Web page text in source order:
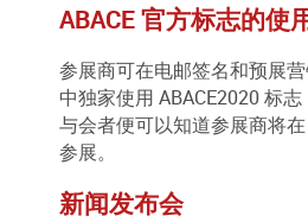
ABACE 官方标志的使
参展商可在电邮签名和预展
中独家使用 ABACE2020 标
与会者便可以知道参展商将在
参展。
新闻发布会